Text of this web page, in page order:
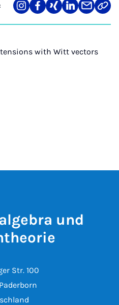
Teilen
auf
Teilen
auf
Teilen
auf
Teilen
auf
Teilen
über
Link
with Witt vectors
und
Str. 100